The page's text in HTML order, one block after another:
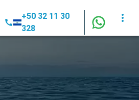
+50 32 11 30
328